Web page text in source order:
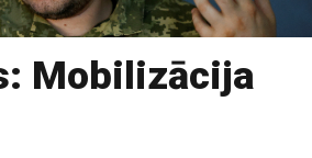
Mobilizācija